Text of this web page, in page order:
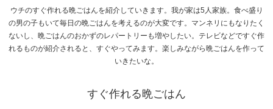
ウチのすぐ作れる晩ごはんを紹介していきます。我が家は5人家族。食べ盛り
の男の子もいて毎日の晩ごはんを考えるのが大変です。マンネリにもなりたく
ないし、晩ごはんのおかずのレパートリーも増やしたい。テレビなどですぐ作
れるものが紹介されると、すぐやってみます。楽しみながら晩ごはんを作って
いきたいな。
すぐ作れる晩ごはん